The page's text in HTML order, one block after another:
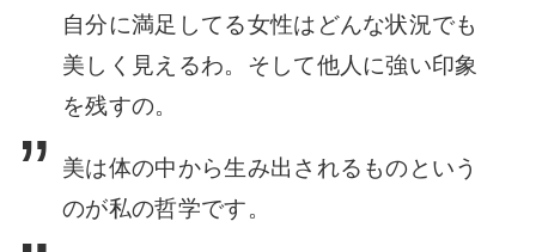
自分に満足してる女性はどんな状況でも
美しく見えるわ。そして他人に強い印象
を残すの。
美は体の中から生み出されるものという
のが私の哲学です。